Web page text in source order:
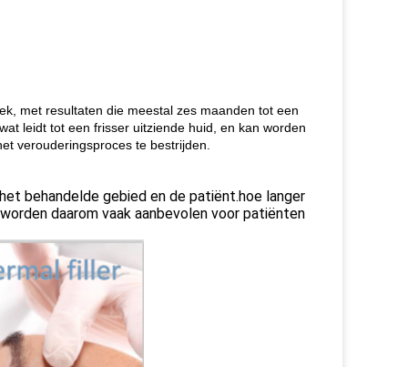
met resultaten die meestal zes maanden tot een
leidt tot een frisser uitziende huid, en kan worden
verouderingsproces te bestrijden.
behandelde gebied en de patiënt.hoe langer
daarom vaak aanbevolen voor patiënten